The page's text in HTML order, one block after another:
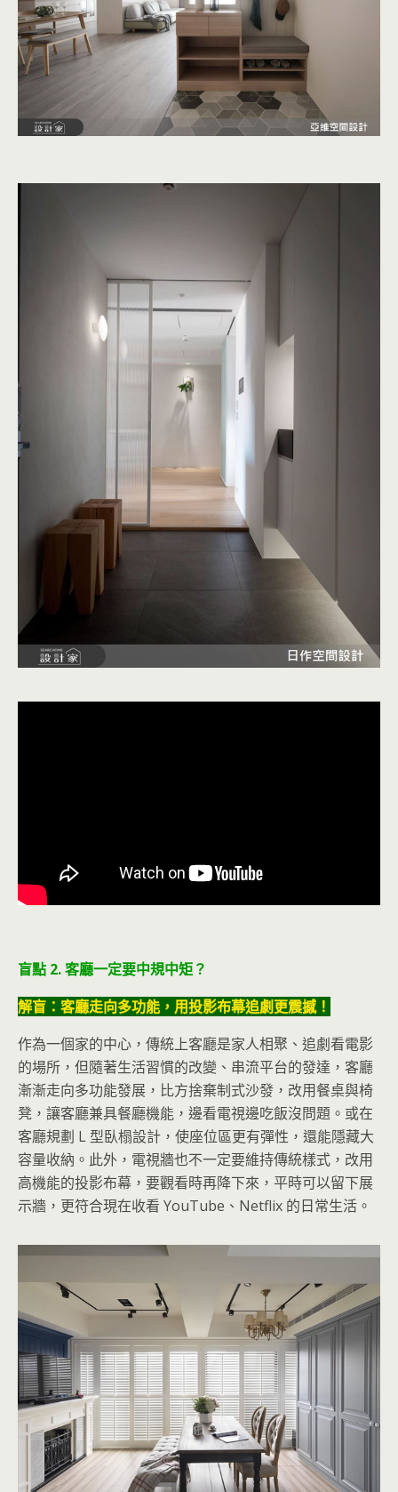
盲點 2. 客廳一定要中規中矩？
解盲：客廳走向多功能，用投影布幕追劇更震撼！
作為一個家的中心，傳統上客廳是家人相聚、追劇看電影
的場所，但隨著生活習慣的改變、串流平台的發達，客廳
漸漸走向多功能發展，比方捨棄制式沙發，改用餐桌與椅
凳，讓客廳兼具餐廳機能，邊看電視邊吃飯沒問題。或在
客廳規劃 L 型臥榻設計，使座位區更有彈性，還能隱藏大
容量收納。此外，電視牆也不一定要維持傳統樣式，改用
高機能的投影布幕，要觀看時再降下來，平時可以留下展
示牆，更符合現在收看 YouTube、Netflix 的日常生活。